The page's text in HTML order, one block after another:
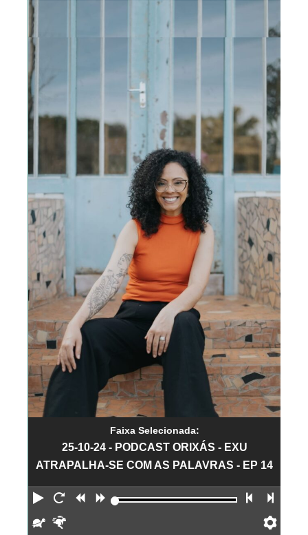
Faixa Selecionada:
25-10-24 - PODCAST ORIXÁS - EXU
ATRAPALHA-SE COM AS PALAVRAS - EP 14
Reproduzir
Reiniciar
Retroceder
Avançar Faixa
Devagar